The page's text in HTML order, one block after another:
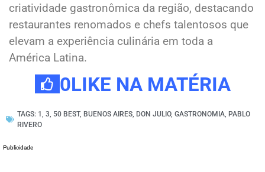
criatividade gastronômica da região, destacando
restaurantes renomados e chefs talentosos que
elevam a experiência culinária em toda a
América Latina.
0LIKE NA MATÉRIA
TAGS: 1 , 3, 50 BEST, BUENOS AIRES, DON JULIO, GASTRONOMIA, PABLO
RIVERO
Publicidade